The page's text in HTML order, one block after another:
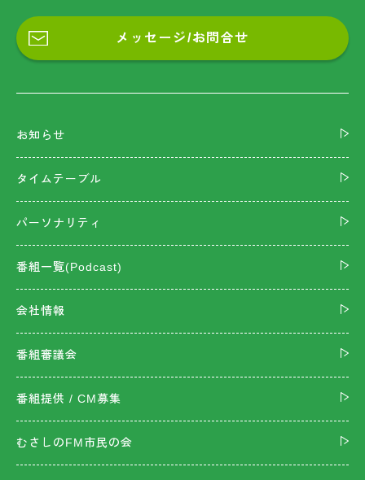
メッセージ/お問合せ
お知らせ
タイムテーブル
パーソナリティ
番組一覧(Podcast)
会社情報
番組審議会
番組提供 / CM募集
むさしのFM市民の会